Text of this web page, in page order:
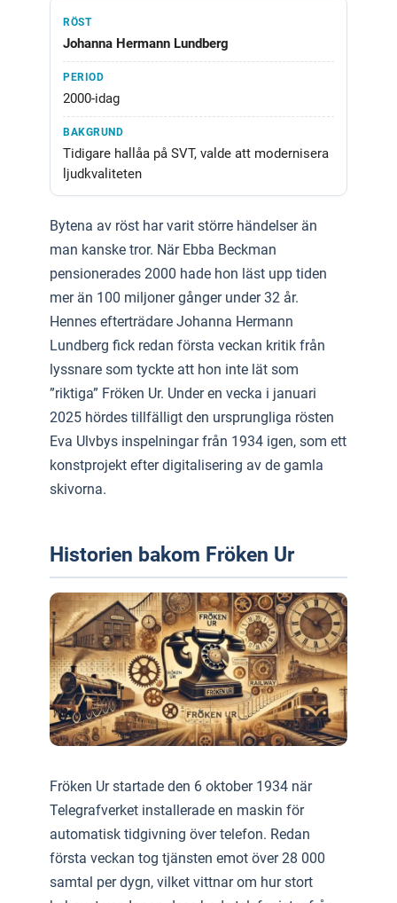
Johanna Hermann Lundberg
2000-idag
Tidigare hallåa på SVT, valde att modernisera
ljudkvaliteten
Bytena av röst har varit större händelser än
man kanske tror. När Ebba Beckman
pensionerades 2000 hade hon läst upp tiden
mer än 100 miljoner gånger under 32 år.
Hennes efterträdare Johanna Hermann
Lundberg fick redan första veckan kritik från
lyssnare som tyckte att hon inte lät som
”riktiga” Fröken Ur. Under en vecka i januari
2025 hördes tillfälligt den ursprungliga rösten
Eva Ulvbys inspelningar från 1934 igen, som ett
konstprojekt efter digitalisering av de gamla
skivorna.
Historien bakom Fröken Ur
Fröken Ur startade den 6 oktober 1934 när
Telegrafverket installerade en maskin för
automatisk tidgivning över telefon. Redan
första veckan tog tjänsten emot över 28 000
samtal per dygn, vilket vittnar om hur stort